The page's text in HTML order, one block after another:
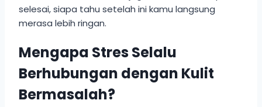
selesai, siapa tahu setelah ini kamu langsung
merasa lebih ringan.
Mengapa Stres Selalu
Berhubungan dengan Kulit
Bermasalah?